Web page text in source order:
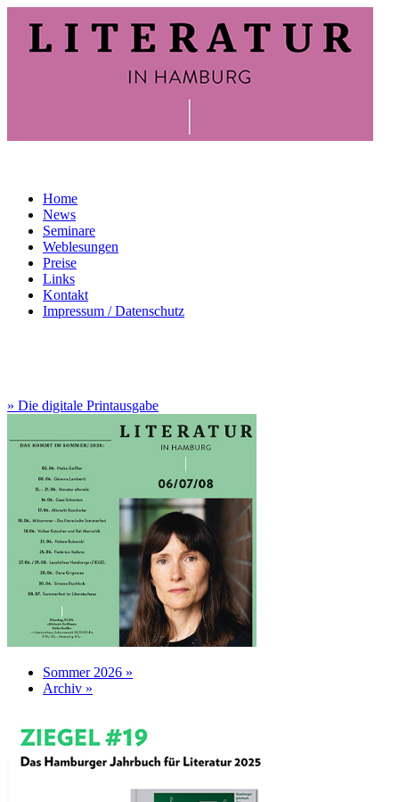
Home
News
Seminare
Weblesungen
Preise
Links
Kontakt
Impressum / Datenschutz
» Die digitale Printausgabe
Sommer 2026 »
Archiv »